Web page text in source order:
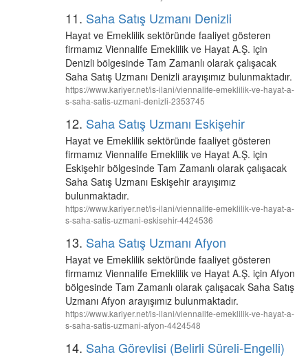
11. Saha Satış Uzmanı Denizli
Hayat ve Emeklilik sektöründe faaliyet gösteren
firmamız Viennalife Emeklilik ve Hayat A.Ş. için
Denizli bölgesinde Tam Zamanlı olarak çalışacak
Saha Satış Uzmanı Denizli arayışımız bulunmaktadır.
https://www.kariyer.net/is-ilani/viennalife-emeklilik-ve-hayat-a-
s-saha-satis-uzmani-denizli-2353745
12. Saha Satış Uzmanı Eskişehir
Hayat ve Emeklilik sektöründe faaliyet gösteren
firmamız Viennalife Emeklilik ve Hayat A.Ş. için
Eskişehir bölgesinde Tam Zamanlı olarak çalışacak
Saha Satış Uzmanı Eskişehir arayışımız
bulunmaktadır.
https://www.kariyer.net/is-ilani/viennalife-emeklilik-ve-hayat-a-
s-saha-satis-uzmani-eskisehir-4424536
13. Saha Satış Uzmanı Afyon
Hayat ve Emeklilik sektöründe faaliyet gösteren
firmamız Viennalife Emeklilik ve Hayat A.Ş. için Afyon
bölgesinde Tam Zamanlı olarak çalışacak Saha Satış
Uzmanı Afyon arayışımız bulunmaktadır.
https://www.kariyer.net/is-ilani/viennalife-emeklilik-ve-hayat-a-
s-saha-satis-uzmani-afyon-4424548
14. Saha Görevlisi (Belirli Süreli-Engelli)